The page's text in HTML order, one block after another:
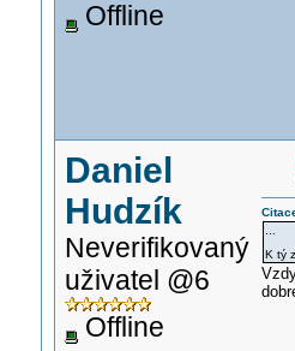
Offline
Daniel
Hudzík
Neverifikovaný
uživatel @6
Offline
K tý